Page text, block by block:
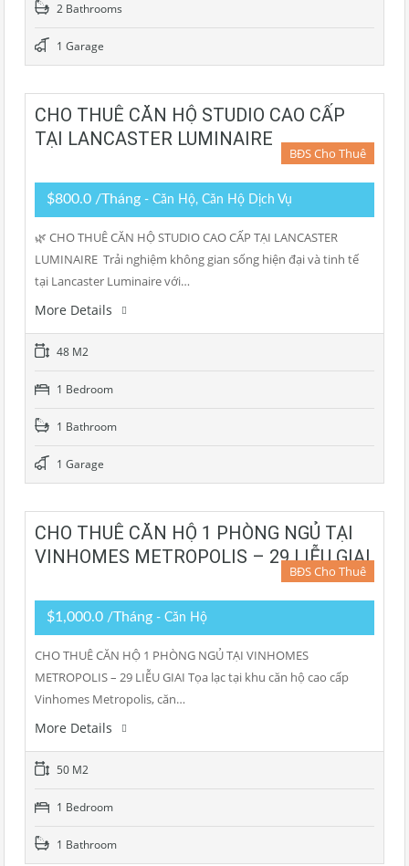
2 Bathrooms
1 Garage
CHO THUÊ CĂN HỘ STUDIO CAO CẤP
TẠI LANCASTER LUMINAIRE
BĐS Cho Thuê
$800.0 /Tháng - Căn Hộ, Căn Hộ Dịch Vụ
🌿 CHO THUÊ CĂN HỘ STUDIO CAO CẤP TẠI LANCASTER
LUMINAIRE Trải nghiệm không gian sống hiện đại và tinh tế
tại Lancaster Luminaire với…
More Details
48 M2
1 Bedroom
1 Bathroom
1 Garage
CHO THUÊ CĂN HỘ 1 PHÒNG NGỦ TẠI
VINHOMES METROPOLIS – 29 LIỄU GIAI
BĐS Cho Thuê
$1,000.0 /Tháng - Căn Hộ
CHO THUÊ CĂN HỘ 1 PHÒNG NGỦ TẠI VINHOMES
METROPOLIS – 29 LIỄU GIAI Tọa lạc tại khu căn hộ cao cấp
Vinhomes Metropolis, căn…
More Details
50 M2
1 Bedroom
1 Bathroom